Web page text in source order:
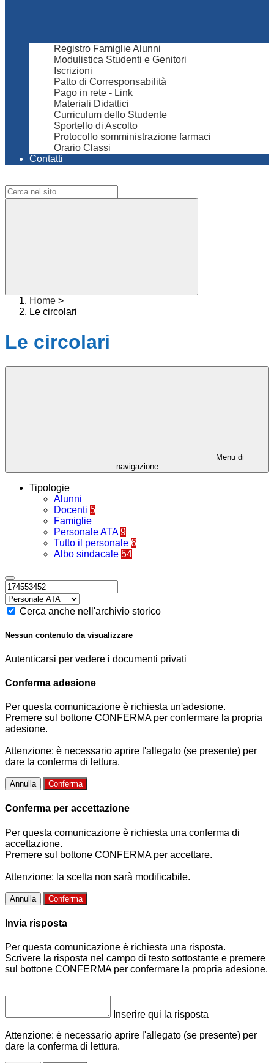
Registro Famiglie Alunni
Modulistica Studenti e Genitori
Iscrizioni
Patto di Corresponsabilità
Pago in rete - Link
Materiali Didattici
Curriculum dello Studente
Sportello di Ascolto
Protocollo somministrazione farmaci
Orario Classi
Contatti
Home >
Le circolari
Le circolari
Menu di
navigazione
Tipologie
Alunni
Docenti 5
Famiglie
Personale ATA9
Tutto il personale 6
Albo sindacale 54
Cerca anche nell'archivio storico
Nessun contenuto da visualizzare
Autenticarsi per vedere i documenti privati
Conferma adesione
Per questa comunicazione è richiesta un'adesione.
Premere sul bottone CONFERMA per confermare la propria
adesione.
Attenzione: è necessario aprire l'allegato (se presente) per
dare la conferma di lettura.
Annulla Conferma
Conferma per accettazione
Per questa comunicazione è richiesta una conferma di
accettazione.
Premere sul bottone CONFERMA per accettare.
Attenzione: la scelta non sarà modificabile.
Annulla Conferma
Invia risposta
Per questa comunicazione è richiesta una risposta.
Scrivere la risposta nel campo di testo sottostante e premere
sul bottone CONFERMA per confermare la propria adesione.
Inserire qui la risposta
Attenzione: è necessario aprire l'allegato (se presente) per
dare la conferma di lettura.